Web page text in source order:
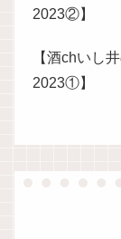
2023②】
【酒chいし
2023①】